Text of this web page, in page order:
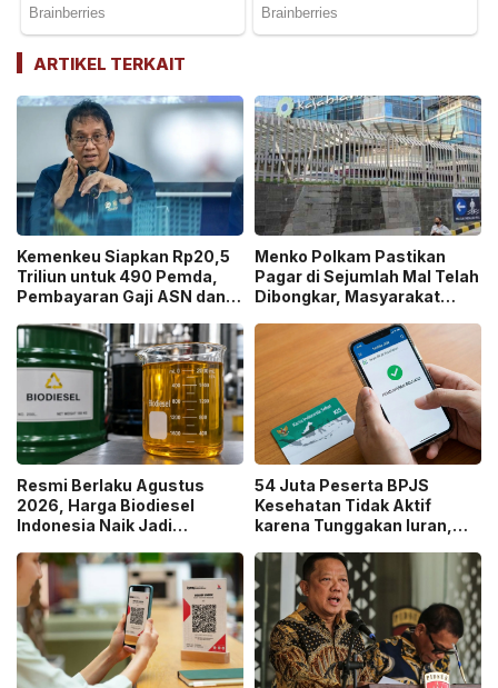
ARTIKEL TERKAIT
Kemenkeu Siapkan Rp20,5
Triliun untuk 490 Pemda,
Pembayaran Gaji ASN dan
Berjalan!
Menko Polkam Pastikan
Pagar di Sejumlah Mal Telah
Dibongkar, Masyarakat
Resmi Berlaku Agustus
2026, Harga Biodiesel
Indonesia Naik Jadi
54 Juta Peserta BPJS
Kesehatan Tidak Aktif
karena Tunggakan Iuran,
Triliun per Bulan!